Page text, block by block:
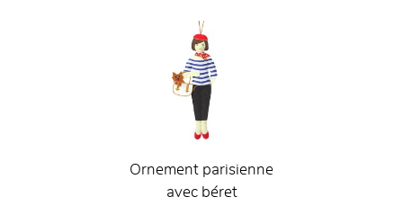
Ornement parisienne
avec béret